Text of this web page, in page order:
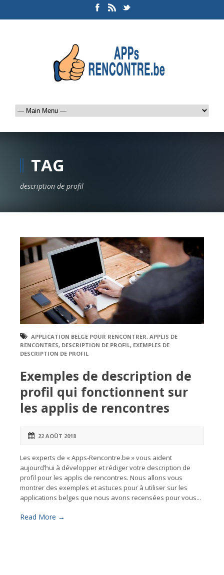
TAG
description de profil
APPLICATION BELGE POUR RENCONTRER, APPLIS DE
RENCONTRES, DESCRIPTION DE PROFIL, EXEMPLES DE
DESCRIPTION DE PROFIL
Exemples de description de
profil qui fonctionnent sur
les applis de rencontres
22 AOÛT 2018
Les experts de « Apps-Rencontre.be » vous aident
aujourd’hui à développer et rédiger votre description de
profil pour les applis de rencontres. Nous allons vous
montrer des exemples et astuces pour à utiliser sur les
applications belges que nous avons recensées pour vous...
Read More →